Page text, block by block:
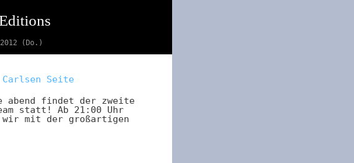
(Do.)
Carlsen Seite
abend findet der zweite
statt! Ab 21:00 Uhr
wir mit der großartigen